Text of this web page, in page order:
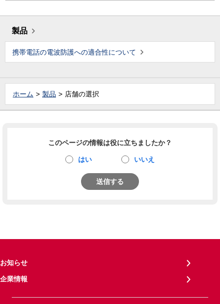
製品
携帯電話の電波防護への適合性について
ホーム 製品 店舗の選択
このページの情報は役に立ちましたか？
はい いいえ
送信する
お知らせ
企業情報